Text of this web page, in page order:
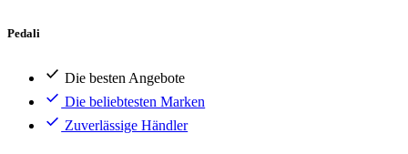
Pedali
Die besten Angebote
Die beliebtesten Marken
Zuverlässige Händler